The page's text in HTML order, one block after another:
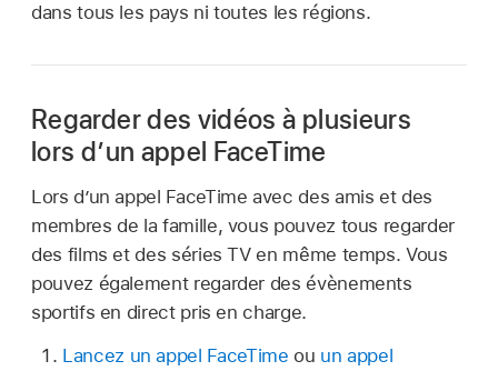
dans tous les pays ni toutes les régions.
Regarder des vidéos à plusieurs
lors d’un appel FaceTime
Lors d’un appel FaceTime avec des amis et des
membres de la famille, vous pouvez tous regarder
des films et des séries TV en même temps. Vous
pouvez également regarder des évènements
sportifs en direct pris en charge.
Lancez un appel FaceTime ou un appel